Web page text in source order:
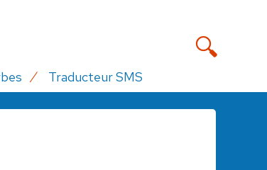
Traducteur SMS